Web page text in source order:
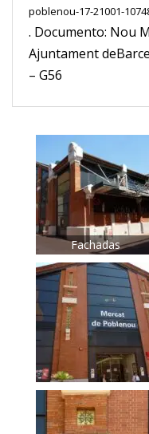
poblenou-17-21001-
. Documento: Nou
Ajuntament
– G56
Fachadas